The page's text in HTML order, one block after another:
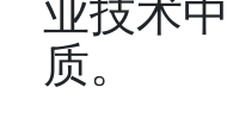
业技术
质。